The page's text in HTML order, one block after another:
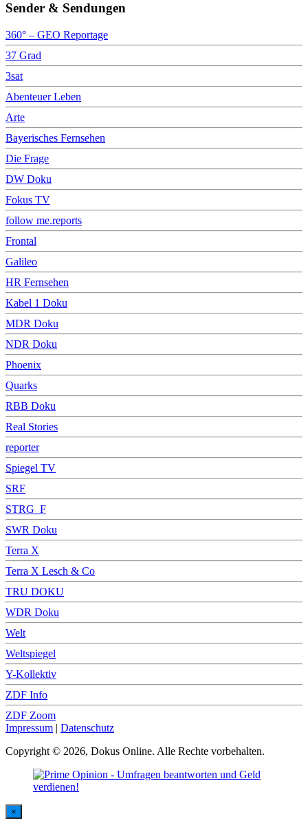
Sender & Sendungen
360° – GEO Reportage
37 Grad
3sat
Abenteuer Leben
Arte
Bayerisches Fernsehen
Die Frage
DW Doku
Fokus TV
follow me.reports
Frontal
Galileo
HR Fernsehen
Kabel 1 Doku
MDR Doku
NDR Doku
Phoenix
Quarks
RBB Doku
Real Stories
reporter
Spiegel TV
SRF
STRG_F
SWR Doku
Terra X
Terra X Lesch & Co
TRU DOKU
WDR Doku
Welt
Weltspiegel
Y-Kollektiv
ZDF Info
ZDF Zoom
Impressum | Datenschutz
Copyright © 2026, Dokus Online. Alle Rechte vorbehalten.
×